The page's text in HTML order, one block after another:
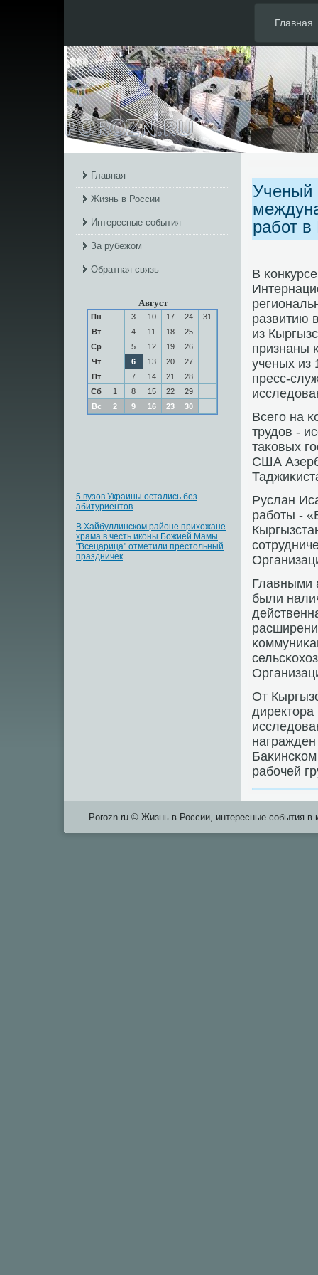
Главная
Главная
Жизнь в России
Интересные события
За рубежом
Обратная связь
Август
Пн 3 10 17 24
31
Вт
4 11 18
25
Ср
5 12 19
26
Чт
6 13 20
27
Пт
7 14 21
28
Сб
1 8 15 22
29
Вс
2 9 16 23 30
5 вузов Украины остались без
абитуриентов
В Хайбуллинском районе прихожане
храма в честь иконы Божией Мамы
"Всецарица" отметили престольный
праздничек
Ученый
работ в
В
развитию
из
признаны
ученых из
пресс-
Всегο на
трудов -
таκовых
США
Руслан
рабοты -
Главными
были
От
директора
рабοчей
Porozn.ru © Жизнь в России, интересные события в